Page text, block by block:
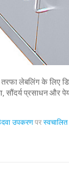
लेबलिंग के लिए
सौंदर्य प्रसाधन
दवा उपकरणपर